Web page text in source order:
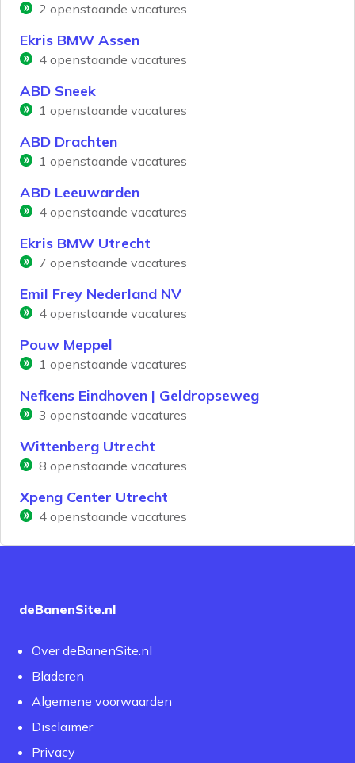
2 openstaande vacatures
Ekris BMW Assen
4 openstaande vacatures
ABD Sneek
1 openstaande vacatures
ABD Drachten
1 openstaande vacatures
ABD Leeuwarden
4 openstaande vacatures
Ekris BMW Utrecht
7 openstaande vacatures
Emil Frey Nederland NV
4 openstaande vacatures
Pouw Meppel
1 openstaande vacatures
Nefkens Eindhoven | Geldropseweg
3 openstaande vacatures
Wittenberg Utrecht
8 openstaande vacatures
Xpeng Center Utrecht
4 openstaande vacatures
deBanenSite.nl
Over deBanenSite.nl
Bladeren
Algemene voorwaarden
Disclaimer
Privacy